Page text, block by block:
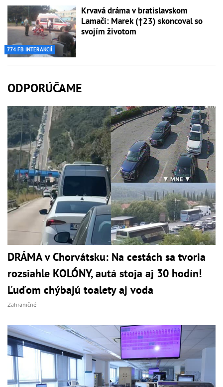
774 FB INTERAKCIÍ
Krvavá dráma v bratislavskom
Lamači: Marek (†23) skoncoval so
svojím životom
ODPORÚČAME
DRÁMA v Chorvátsku: Na cestách sa tvoria
rozsiahle KOLÓNY, autá stoja aj 30 hodín!
Ľuďom chýbajú toalety aj voda
Zahraničné